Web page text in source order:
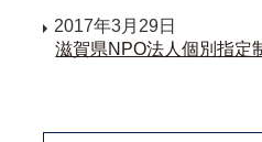
2017年3月29日
滋賀県NPO法人個別指定